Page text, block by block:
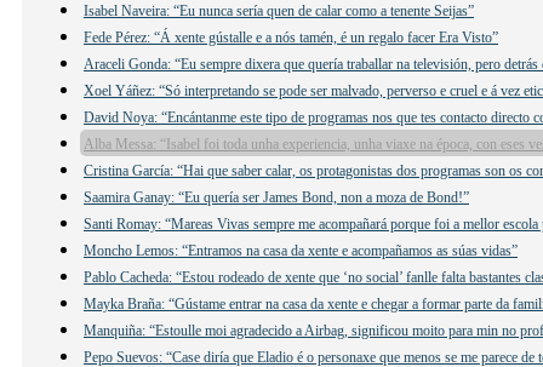
Isabel Naveira: “Eu nunca sería quen de calar como a tenente Seijas”
Fede Pérez: “Á xente gústalle e a nós tamén, é un regalo facer Era Visto”
Araceli Gonda: “Eu sempre dixera que quería traballar na televisión, pero detrás
Xoel Yáñez: “Só interpretando se pode ser malvado, perverso e cruel e á vez
David Noya: “Encántanme este tipo de programas nos que tes contacto directo
Alba Messa: “Isabel foi toda unha experiencia, unha viaxe na época, con eses
Cristina García: “Hai que saber calar, os protagonistas dos programas son os
Saamira Ganay: “Eu quería ser James Bond, non a moza de Bond!”
Santi Romay: “Mareas Vivas sempre me acompañará porque foi a mellor escola
Moncho Lemos: “Entramos na casa da xente e acompañamos as súas vidas”
Pablo Cacheda: “Estou rodeado de xente que ‘no social’ fanlle falta bastantes
Mayka Braña: “Gústame entrar na casa da xente e chegar a formar parte da
Manquiña: “Estoulle moi agradecido a Airbag, significou moito para min no
Pepo Suevos: “Case diría que Eladio é o personaxe que menos se me parece